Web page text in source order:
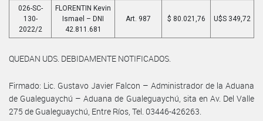
026-SC-
130-
2022/2
FLORENTIN Kevin
Ismael – DNI
42.811.681
Art. 987 $ 80.021,76 U$S 349,72
QUEDAN UDS. DEBIDAMENTE NOTIFICADOS.
Firmado: Lic. Gustavo Javier Falcon – Administrador de la Aduana
de Gualeguaychú – Aduana de Gualeguaychú, sita en Av. Del Valle
275 de Gualeguaychú, Entre Ríos, Tel. 03446-426263.